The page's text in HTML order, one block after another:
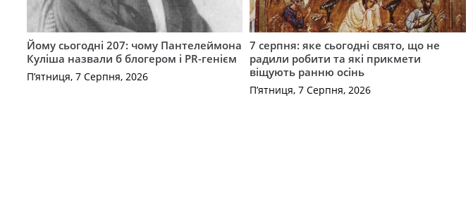
Йому сьогодні 207: чому Пантелеймона
Куліша назвали б блогером і PR-генієм
П’ятниця, 7 Серпня, 2026
7 серпня: яке сьогодні свято, що не
радили робити та які прикмети
віщують ранню осінь
П’ятниця, 7 Серпня, 2026